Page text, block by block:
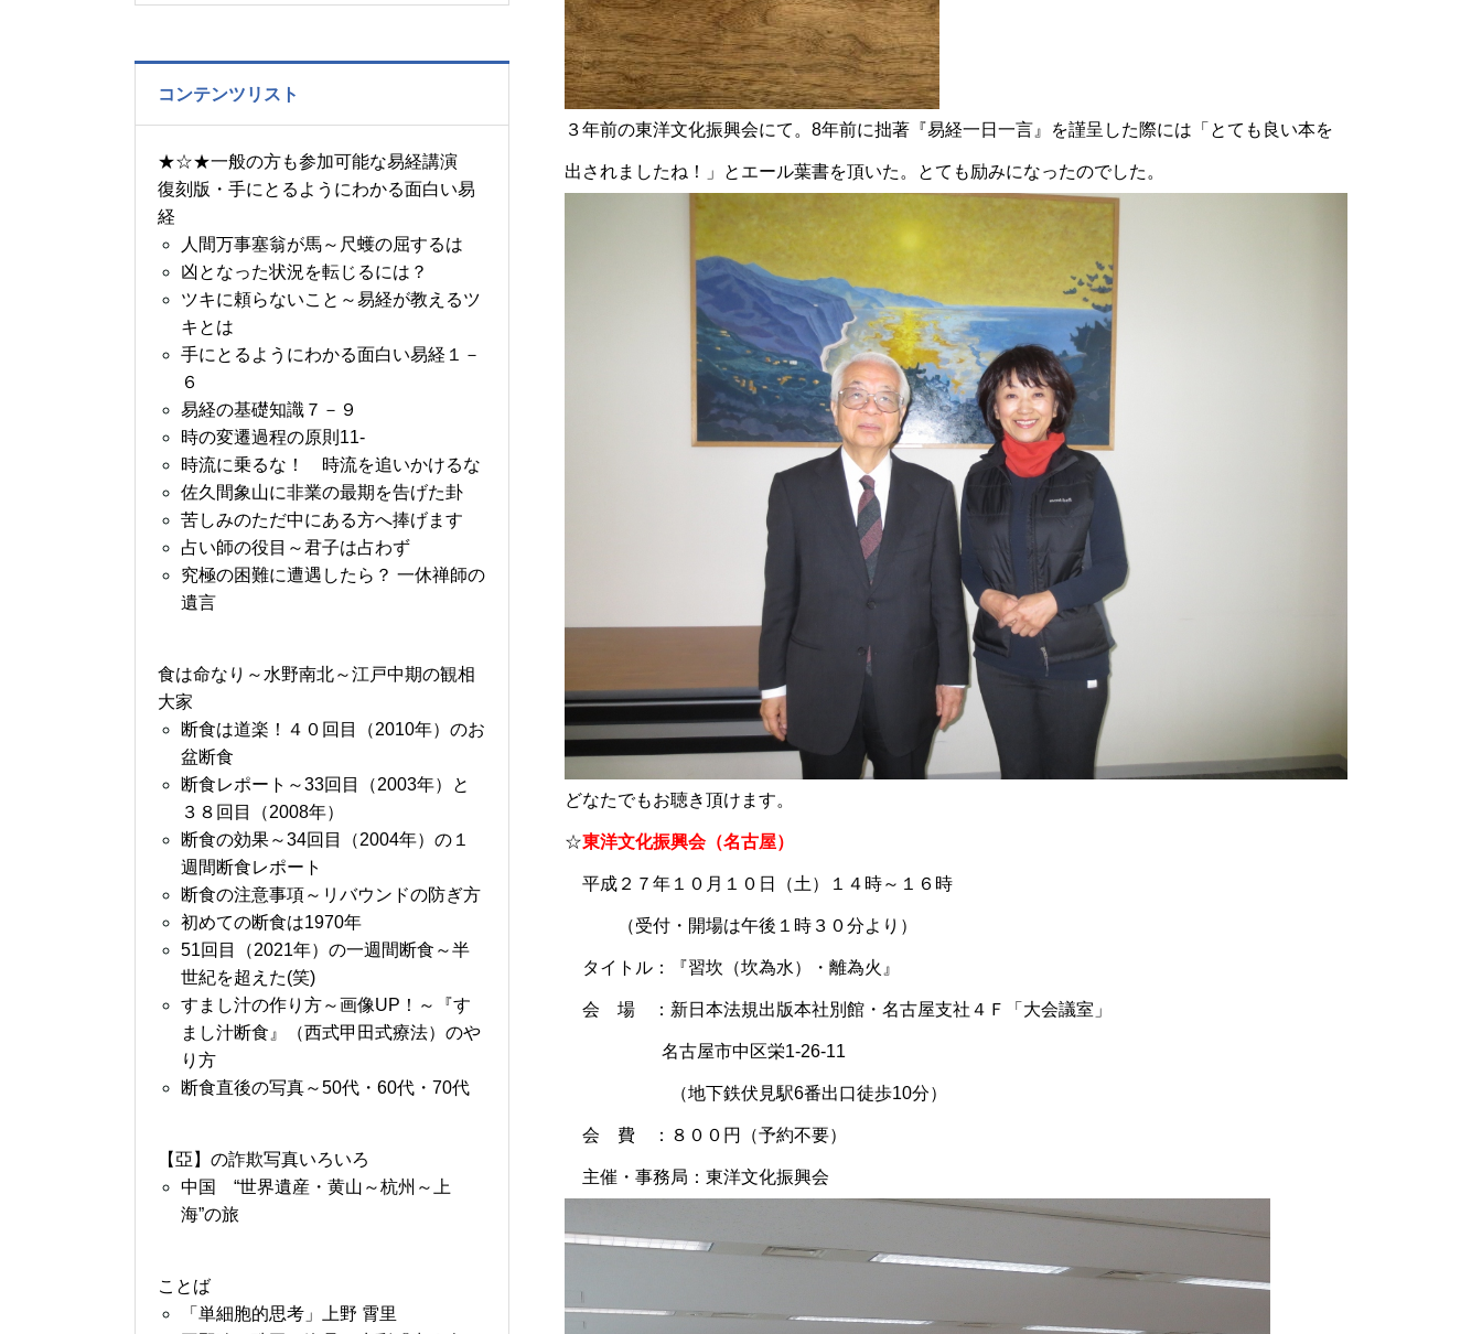
３年前の東洋文化振興会にて。8年前に拙著『易経一日一言』を謹呈した際には「とても良い本を
出されましたね！」とエール葉書を頂いた。とても励みになったのでした。
どなたでもお聴き頂けます。
☆東洋文化振興会（名古屋）
平成２７年１０月１０日（土）１４時～１６時
（受付・開場は午後１時３０分より）
タイトル：『習坎（坎為水）・離為火』
会 場 ：新日本法規出版本社別館・名古屋支社４Ｆ「大会議室」
名古屋市中区栄1-26-11
（地下鉄伏見駅6番出口徒歩10分）
会 費 ：８００円（予約不要）
主催・事務局：東洋文化振興会
コンテンツリスト
★☆★一般の方も参加可能な易経講演
復刻版・手にとるようにわかる面白い易
経
人間万事塞翁が馬～尺蠖の屈するは
凶となった状況を転じるには？
ツキに頼らないこと～易経が教えるツ
キとは
手にとるようにわかる面白い易経１－
６
易経の基礎知識７－９
時の変遷過程の原則11-
時流に乗るな！ 時流を追いかけるな
佐久間象山に非業の最期を告げた卦
苦しみのただ中にある方へ捧げます
占い師の役目～君子は占わず
究極の困難に遭遇したら？ 一休禅師の
遺言
食は命なり～水野南北～江戸中期の観相
大家
断食は道楽！４０回目（2010年）のお
盆断食
断食レポート～33回目（2003年）と
３８回目（2008年）
断食の効果～34回目（2004年）の１
週間断食レポート
断食の注意事項～リバウンドの防ぎ方
初めての断食は1970年
51回目（2021年）の一週間断食～半
世紀を超えた(笑)
すまし汁の作り方～画像UP！～『す
まし汁断食』（西式甲田式療法）のや
り方
断食直後の写真～50代・60代・70代
【亞】の詐欺写真いろいろ
中国 “世界遺産・黄山～杭州～上
海”の旅
ことば
「単細胞的思考」上野 霄里